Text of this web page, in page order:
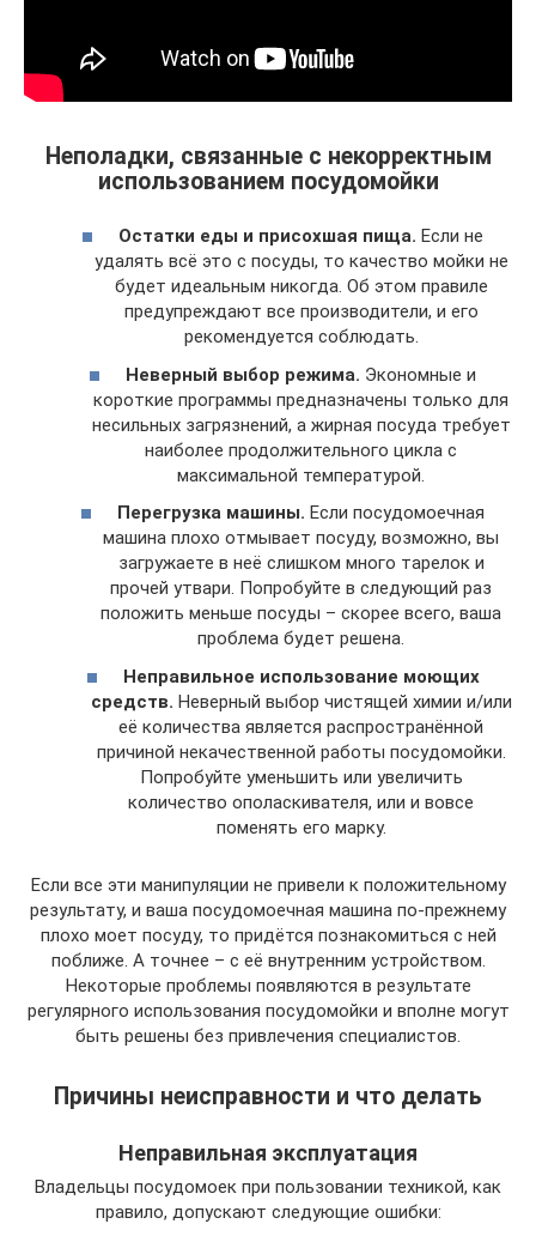
Неполадки, связанные с некорректным
использованием посудомойки
Остатки еды и присохшая пища. Если не
удалять всё это с посуды, то качество мойки не
будет идеальным никогда. Об этом правиле
предупреждают все производители, и его
рекомендуется соблюдать.
Неверный выбор режима. Экономные и
короткие программы предназначены только для
несильных загрязнений, а жирная посуда требует
наиболее продолжительного цикла с
максимальной температурой.
Перегрузка машины. Если посудомоечная
машина плохо отмывает посуду, возможно, вы
загружаете в неё слишком много тарелок и
прочей утвари. Попробуйте в следующий раз
положить меньше посуды – скорее всего, ваша
проблема будет решена.
Неправильное использование моющих
средств. Неверный выбор чистящей химии и/или
её количества является распространённой
причиной некачественной работы посудомойки.
Попробуйте уменьшить или увеличить
количество ополаскивателя, или и вовсе
поменять его марку.
Если все эти манипуляции не привели к положительному
результату, и ваша посудомоечная машина по-прежнему
плохо моет посуду, то придётся познакомиться с ней
поближе. А точнее – с её внутренним устройством.
Некоторые проблемы появляются в результате
регулярного использования посудомойки и вполне могут
быть решены без привлечения специалистов.
Причины неисправности и что делать
Неправильная эксплуатация
Владельцы посудомоек при пользовании техникой, как
правило, допускают следующие ошибки: